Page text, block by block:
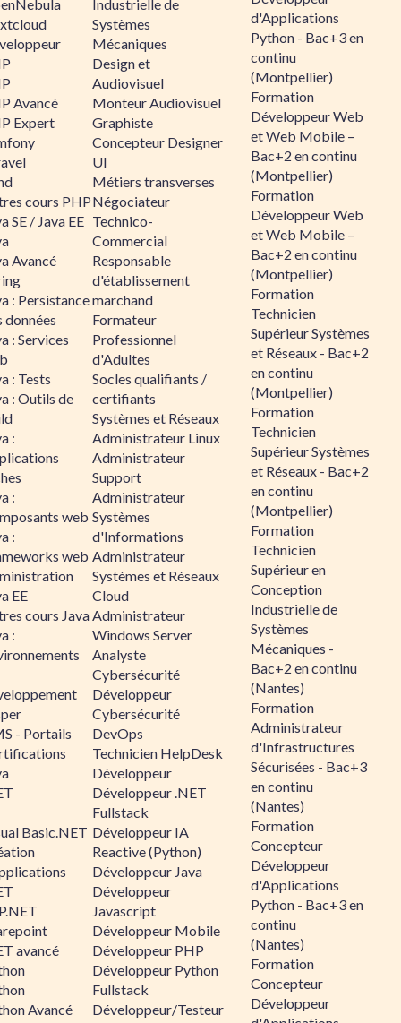
Avancé
Expert
cours PHP
SE / Java EE
Avancé
: Persistance
données
: Services
: Tests
: Outils de
:
:
web
:
web
EE
cours Java
:
- Portails
Basic.NET
avancé
Avancé
Industrielle de
Systèmes
Mécaniques
Design et
Audiovisuel
Monteur Audiovisuel
Graphiste
Concepteur Designer
UI
Métiers transverses
Négociateur
Technico-
Commercial
Responsable
d'établissement
marchand
Formateur
Professionnel
d'Adultes
Socles qualifiants /
certifiants
Systèmes et Réseaux
Administrateur Linux
Administrateur
Support
Administrateur
Systèmes
d'Informations
Administrateur
Systèmes et Réseaux
Cloud
Administrateur
Windows Server
Analyste
Cybersécurité
Développeur
Cybersécurité
DevOps
Technicien HelpDesk
Développeur
Développeur .NET
Fullstack
Développeur IA
Reactive (Python)
Développeur Java
Développeur
Javascript
Développeur Mobile
Développeur PHP
Développeur Python
Fullstack
Développeur/Testeur
d'Applications
Python - Bac+3 en
continu
(Montpellier)
Formation
Développeur Web
et Web Mobile –
Bac+2 en continu
(Montpellier)
Formation
Développeur Web
et Web Mobile –
Bac+2 en continu
(Montpellier)
Formation
Technicien
Supérieur Systèmes
et Réseaux - Bac+2
en continu
(Montpellier)
Formation
Technicien
Supérieur Systèmes
et Réseaux - Bac+2
en continu
(Montpellier)
Formation
Technicien
Supérieur en
Conception
Industrielle de
Systèmes
Mécaniques -
Bac+2 en continu
(Nantes)
Formation
Administrateur
d'Infrastructures
Sécurisées - Bac+3
en continu
(Nantes)
Formation
Concepteur
Développeur
d'Applications
Python - Bac+3 en
continu
(Nantes)
Formation
Concepteur
Développeur